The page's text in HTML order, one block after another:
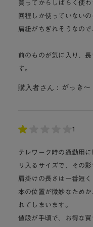
買ってからしばらく使
回程しか使っていない
肩紐がちぎれそうなの
前のものが気に入り、
す。
購入者さん： がっき〜
1
テレワーク時の通勤用
リ入るサイズで、その
肩掛けの長さは一番短
本の位置が微妙なため
れてしまいます。
値段が手頃で、お得な